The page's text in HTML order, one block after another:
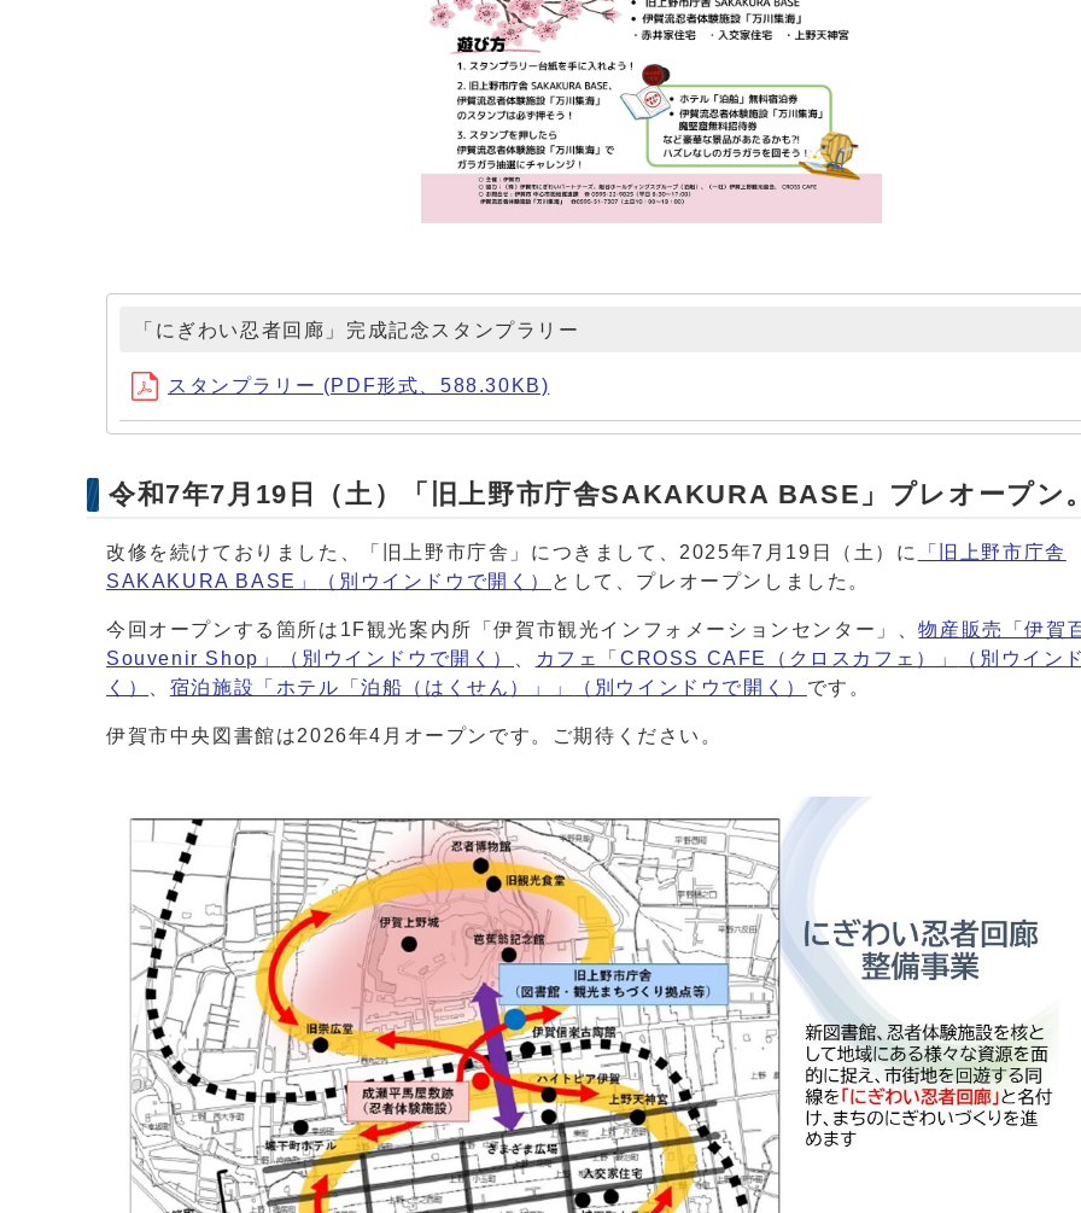
「にぎわい忍者回廊」完成記念スタンプラリー
スタンプラリー (PDF形式、588.30KB)
令和7年7月19日（土）「旧上野市庁舎SAKAKURA BASE」プレオープン。
改修を続けておりました、「旧上野市庁舎」につきまして、2025年7月19日（土）に
「旧上野市庁舎
SAKAKURA BASE」
（別ウインドウで開く） として、プレオープンしました。
今回オープンする箇所は1F観光案内所「伊賀市観光インフォメーションセンター」、物産販売「伊賀
Souvenir Shop」
（別ウインドウで開く） カフェ「CROSS CAFE（クロスカフェ）」
（別ウイン
く）
宿泊施設「ホテル「泊船（はくせん）」」 （別ウインドウで開く） です。
伊賀市中央図書館は2026年4月オープンです。ご期待ください。